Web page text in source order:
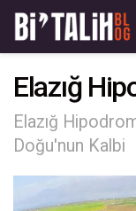
Elazığ
Elazığ
Doğu'nun Kalbi